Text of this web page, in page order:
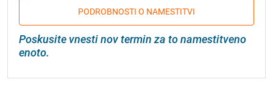
PODROBNOSTI O NAMESTITVI
Poskusite vnesti nov termin za to namestitveno
enoto.